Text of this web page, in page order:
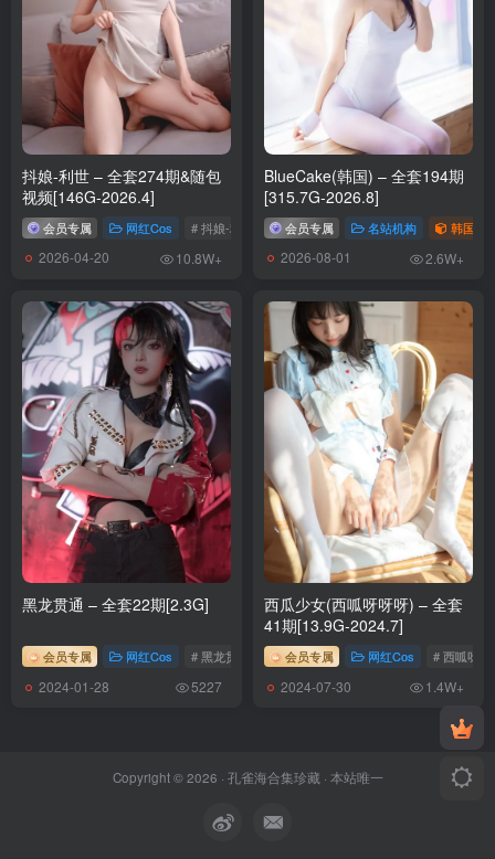
抖娘-利世 – 全套274期&随包
视频[146G-2026.4]
会员专属 网红Cos # 抖娘-利世
2026-04-20 10.8W+
BlueCake(韩国) – 全套194期
[315.7G-2026.8]
会员专属 名站机构 韩国（
2026-08-01 2.6W+
黑龙贯通 – 全套22期[2.3G]
会员专属 网红Cos # 黑龙贯通
2024-01-28 5227
西瓜少女(西呱呀呀呀) – 全套
41期[13.9G-2024.7]
会员专属 网红Cos # 西呱呀呀
2024-07-30 1.4W+
Copyright © 2026 · 孔雀海合集珍藏· 本站唯一